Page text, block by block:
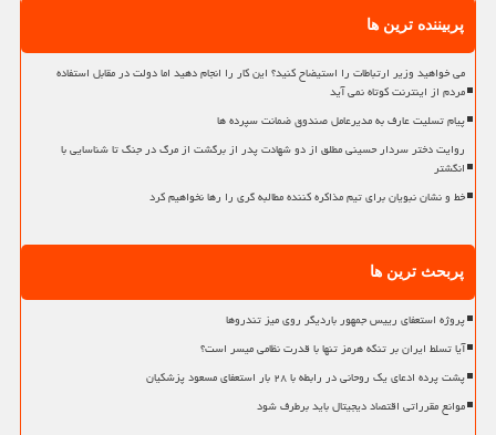
پربیننده ترین ها
می خواهید وزیر ارتباطات را استیضاح کنید؟ این کار را انجام دهید اما دولت در مقابل استفاده
مردم از اینترنت کوتاه نمی آید
پیام تسلیت عارف به مدیرعامل صندوق ضمانت سپرده ها
روایت دختر سردار حسینی مطلق از دو شهادت پدر از برگشت از مرگ در جنگ تا شناسایی با
انگشتر
خط و نشان نبویان برای تیم مذاکره کننده مطالبه گری را رها نخواهیم کرد
پربحث ترین ها
پروژه استعفای رییس جمهور باردیگر روی میز تندروها
آیا تسلط ایران بر تنگه هرمز تنها با قدرت نظامی میسر است؟
پشت پرده ادعای یک روحانی در رابطه با ۲۸ بار استعفای مسعود پزشکیان
موانع مقرراتی اقتصاد دیجیتال باید برطرف شود